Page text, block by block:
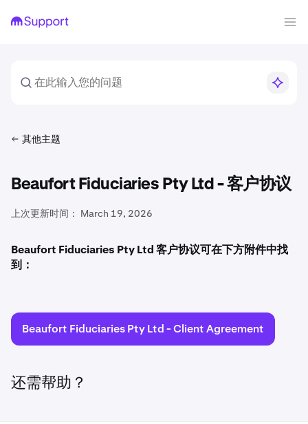
其他主题
Beaufort Fiduciaries Pty Ltd - 客户协议
上次更新时间： March 19, 2026
Beaufort Fiduciaries Pty Ltd 客户协议可在下方附件中找
到：
Beaufort Fiduciaries Pty Ltd - Client Agreement
还需帮助？